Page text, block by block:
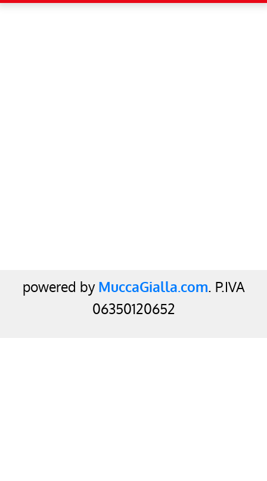
powered by MuccaGialla.com. P.IVA
06350120652